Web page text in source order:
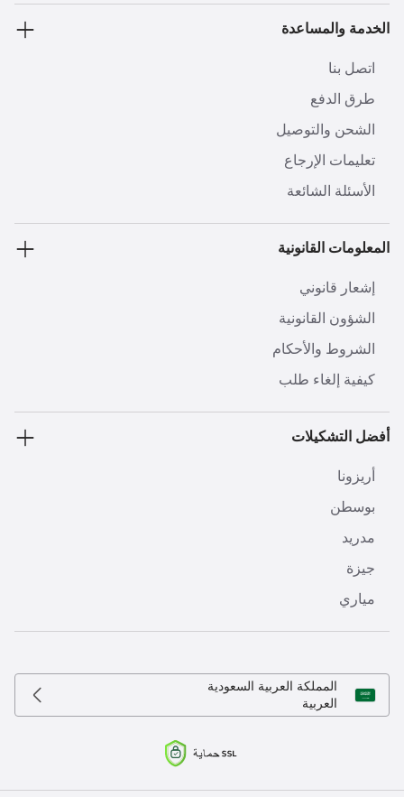
الخدمة والمساعدة
اتصل بنا
طرق الدفع
الشحن والتوصيل
تعليمات الإرجاع
الأسئلة الشائعة
المعلومات القانونية
إشعار قانوني
الشؤون القانونية
الشروط والأحكام
كيفية إلغاء طلب
أفضل التشكيلات
أريزونا
بوسطن
مدريد
جيزة
مياري
المملكة العربية السعودية
العربية